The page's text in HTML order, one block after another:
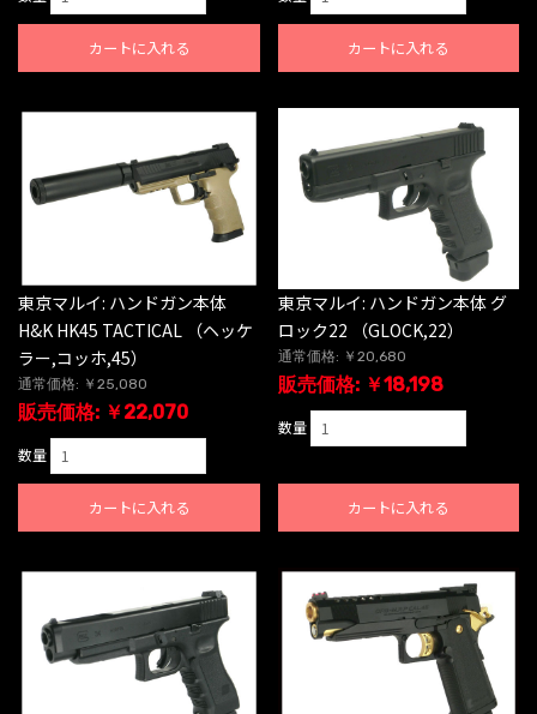
カートに入れる カートに入れる
東京マルイ: ハンドガン本体
H&K HK45 TACTICAL （ヘッケ
ラー,コッホ,45）
通常価格: ￥25,080
販売価格: ￥22,070
数量
カートに入れる
東京マルイ: ハンドガン本体 グ
ロック22 （GLOCK,22）
通常価格: ￥20,680
販売価格: ￥18,198
数量
カートに入れる